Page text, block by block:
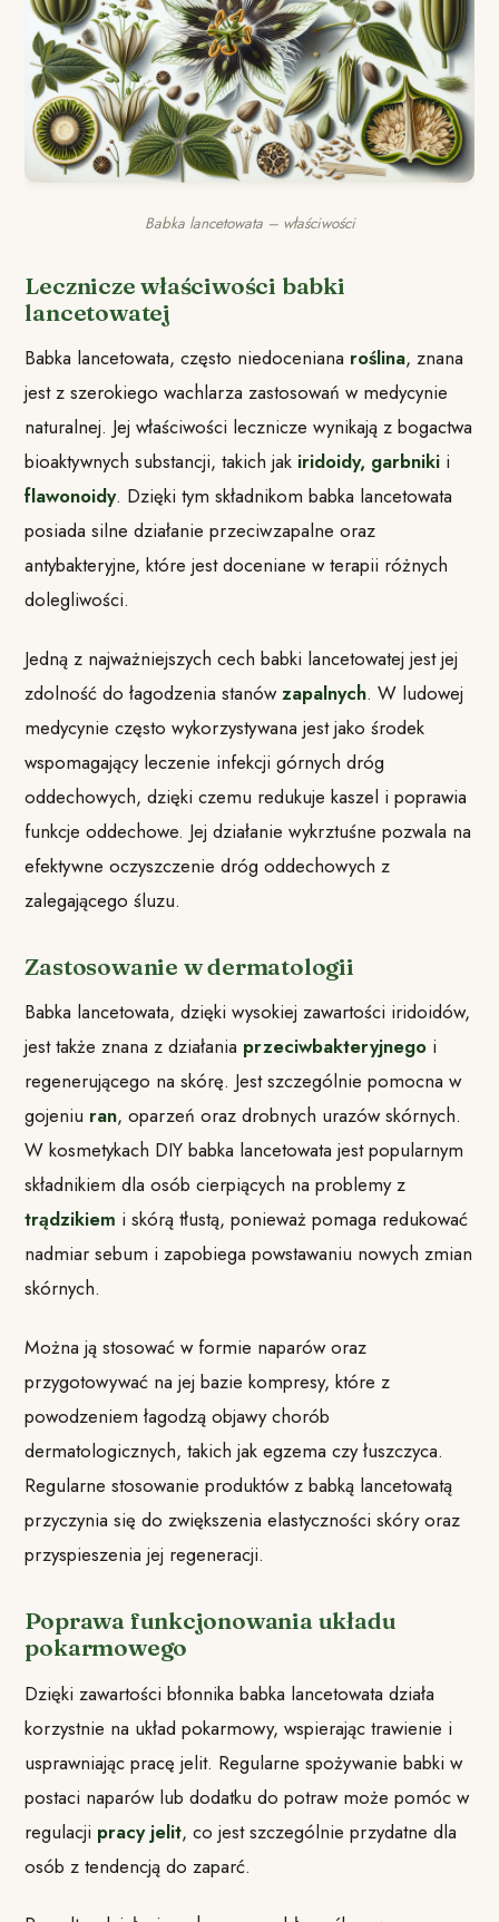
Babka lancetowata – właściwości
Lecznicze właściwości babki
lancetowatej
Babka lancetowata, często niedoceniana roślina, znana
jest z szerokiego wachlarza zastosowań w medycynie
naturalnej. Jej właściwości lecznicze wynikają z bogactwa
bioaktywnych substancji, takich jak iridoidy, garbniki i
flawonoidy. Dzięki tym składnikom babka lancetowata
posiada silne działanie przeciwzapalne oraz
antybakteryjne, które jest doceniane w terapii różnych
dolegliwości.
Jedną z najważniejszych cech babki lancetowatej jest jej
zdolność do łagodzenia stanówzapalnych. W ludowej
medycynie często wykorzystywana jest jako środek
wspomagający leczenie infekcji górnych dróg
oddechowych, dzięki czemu redukuje kaszel i poprawia
funkcje oddechowe. Jej działanie wykrztuśne pozwala na
efektywne oczyszczenie dróg oddechowych z
zalegającego śluzu.
Zastosowanie w dermatologii
Babka lancetowata, dzięki wysokiej zawartości iridoidów,
jest także znana z działania przeciwbakteryjnego i
regenerującego na skórę. Jest szczególnie pomocna w
gojeniu ran, oparzeń oraz drobnych urazów skórnych.
W kosmetykach DIY babka lancetowata jest popularnym
składnikiem dla osób cierpiących na problemy z
trądzikiem i skórą tłustą, ponieważ pomaga redukować
nadmiar sebum i zapobiega powstawaniu nowych zmian
skórnych.
Można ją stosować w formie naparów oraz
przygotowywać na jej bazie kompresy, które z
powodzeniem łagodzą objawy chorób
dermatologicznych, takich jak egzema czy łuszczyca.
Regularne stosowanie produktów z babką lancetowatą
przyczynia się do zwiększenia elastyczności skóry oraz
przyspieszenia jej regeneracji.
Poprawa funkcjonowania układu
pokarmowego
Dzięki zawartości błonnika babka lancetowata działa
korzystnie na układ pokarmowy, wspierając trawienie i
usprawniając pracę jelit. Regularne spożywanie babki w
postaci naparów lub dodatku do potraw może pomóc w
regulacji pracy jelit, co jest szczególnie przydatne dla
osób z tendencją do zaparć.